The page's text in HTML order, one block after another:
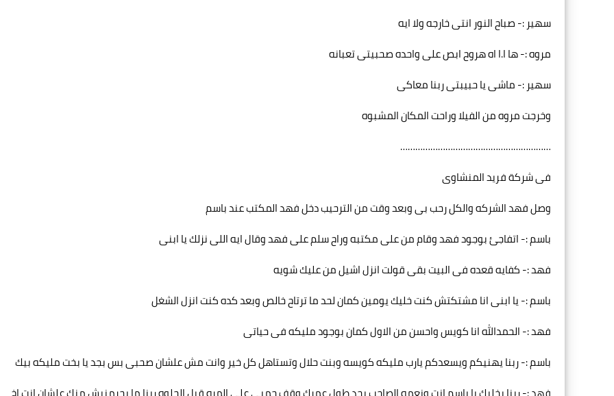
سهير :- صباح النور انتى خارجه ولا ايه
مروه :- ها ا.ا اه هروح ابص على واحده صحبيتى تعبانه
سهير :- ماشى يا حبيبتى ربنا معاكى
وخرجت مروه من الفيلا وراحت المكان المشبوه
……………………………………………………
فى شركة فريد المنشاوى
وصل فهد الشركه والكل رحب بى وبعد وقت من الترحيب دخل فهد المكتب عند باسم
باسم :- اتفاجئ بوجود فهد وقام من على مكتبه وراح سلم على فهد وقال ايه اللى نزلك يا ابنى
فهد :- كفايه قعده فى البيت بقى قولت انزل اشيل من عليك شويه
باسم :- يا ابنى انا مشتكتش كنت خليك يومين كمان لحد ما ترتاح خالص وبعد كده كنت انزل الشغل
فهد :- الحمدالله انا كويس واحسن من الاول كمان بوجود مليكه فى حياتى
باسم :- ربنا يهنيكم ويسعدكم يارب مليكه كويسه وبنت حلال وتستاهل كل خير وانت مش علشان صحبى بس بجد يا بخت مليكه بيك